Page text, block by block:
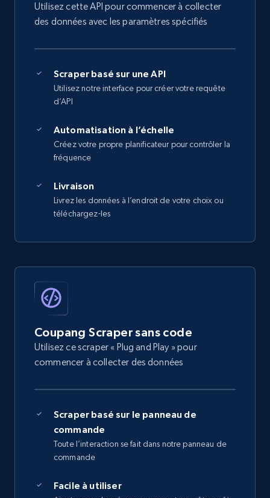
Utilisez cette API pour commencer à collecter
des données avec les paramètres spécifiés
Scraper basé sur une API
Utilisez notre interface pour créer votre requête
d’API
Automatisation à l’échelle
Créez votre propre planificateur pour contrôler la
fréquence
Livraison
Livrez les données à l’endroit de votre choix ou
téléchargez-les
Coupang Scraper sans code
Utilisez ce scraper « Plug and Play » pour
commencer à collecter des données
Scraper basé sur le panneau de
commande
Toute l’interaction se fait dans notre panneau de
commande
Facile à utiliser